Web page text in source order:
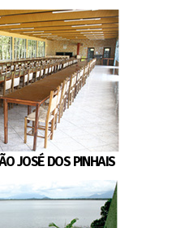
JOSÉ DOS PINHAIS